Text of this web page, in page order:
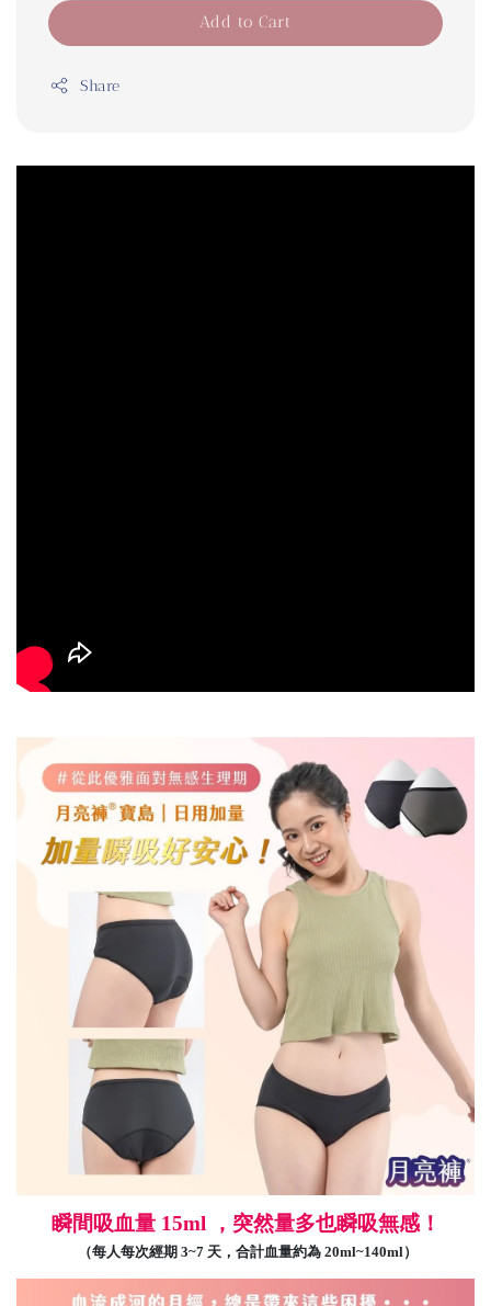
Add to Cart
Share
瞬間吸血量 15ml ，突然量多也瞬吸無感！
（每人每次經期 3~7 天，合計血量約為 20ml~140ml）